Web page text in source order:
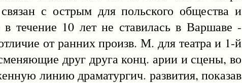
с острым для польского общества и
течение 10 лет не ставилась в Варшаве -
от ранних произв. М. для театра и 1-й
друг друга конц. арии и сцены, во
линию драматургич. развития, показав